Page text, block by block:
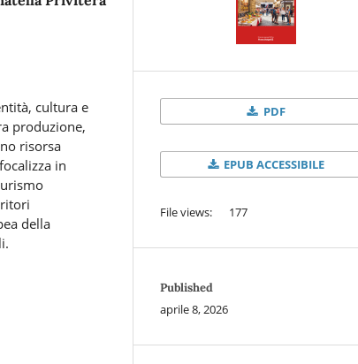
cultura e
produzione,
risorsa
in
della
PDF
EPUB ACCESSIBILE
File views: 177
Published
aprile 8, 2026